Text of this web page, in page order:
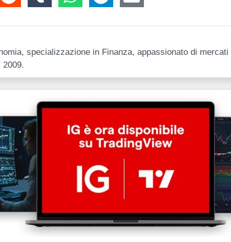
specializzazione in Finanza, appassionato di
2009.